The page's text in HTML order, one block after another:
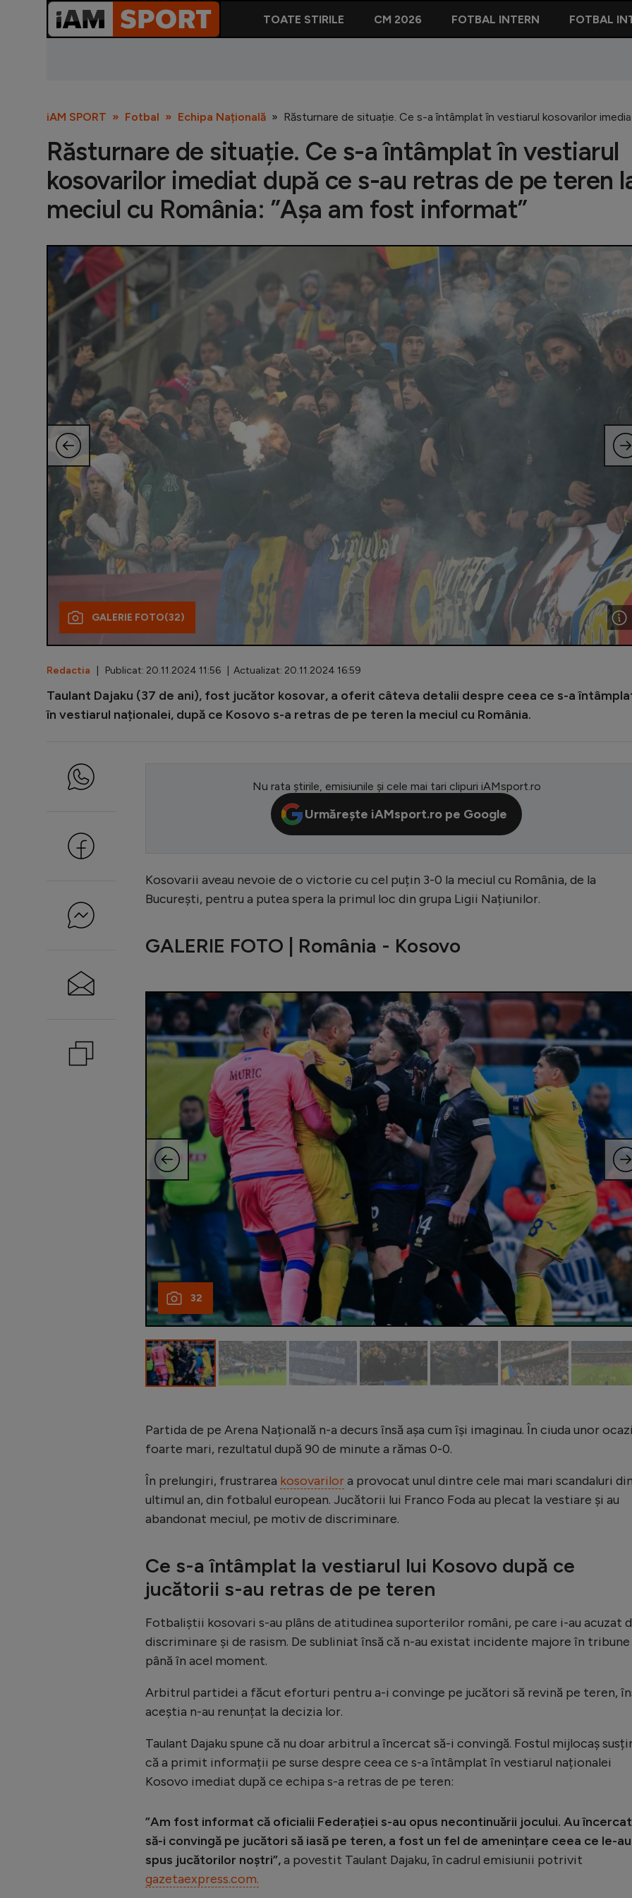
TOATE STIRILE CM 2026 FOTBAL INTERN FOTBAL
iAM SPORT Fotbal Echipa Națională Răsturnare de situație. Ce s-a întâmplat în vestiarul kosovarilor
Răsturnare de situație. Ce s-a întâmplat în vestiarul
kosovarilor imediat după ce s-au retras de pe teren
meciul cu România: ”Așa am fost informat”
GALERIE FOTO(32)
Redactia | Publicat: 20.11.2024 11:56 | Actualizat: 20.11.2024 16:59
Taulant Dajaku (37 de ani), fost jucător kosovar, a oferit câteva detalii despre ceea ce s-a
în vestiarul naționalei, după ce Kosovo s-a retras de pe teren la meciul cu România.
Nu rata știrile, emisiunile și cele mai tari clipuri iAMsport.ro
Urmărește iAMsport.ro pe Google
Kosovarii aveau nevoie de o victorie cu cel puțin 3-0 la meciul cu România, de la
București, pentru a putea spera la primul loc din grupa Ligii Națiunilor.
GALERIE FOTO | România - Kosovo
32
Partida de pe Arena Națională n-a decurs însă așa cum își imaginau. În ciuda unor
foarte mari, rezultatul după 90 de minute a rămas 0-0.
În prelungiri, frustrarea kosovarilora provocat unul dintre cele mai mari scandaluri
ultimul an, din fotbalul european. Jucătorii lui Franco Foda au plecat la vestiare și au
abandonat meciul, pe motiv de discriminare.
Ce s-a întâmplat la vestiarul lui Kosovo după ce
jucătorii s-au retras de pe teren
Fotbaliștii kosovari s-au plâns de atitudinea suporterilor români, pe care i-au acuzat
discriminare și de rasism. De subliniat însă că n-au existat incidente majore în tribune
până în acel moment.
Arbitrul partidei a făcut eforturi pentru a-i convinge pe jucători să revină pe teren,
aceștia n-au renunțat la decizia lor.
Taulant Dajaku spune că nu doar arbitrul a încercat să-i convingă. Fostul mijlocaș
că a primit informații pe surse despre ceea ce s-a întâmplat în vestiarul naționalei
Kosovo imediat după ce echipa s-a retras de pe teren:
”Am fost informat că oficialii Federației s-au opus necontinuării jocului. Au încercat
să-i convingă pe jucători să iasă pe teren, a fost un fel de amenințare ceea ce le-au
spus jucătorilor noștri”,a povestit Taulant Dajaku, în cadrul emisiunii potrivit
gazetaexpress.com.